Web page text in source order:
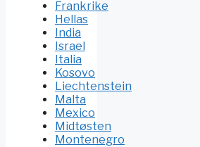
Frankrike
Hellas
India
Israel
Italia
Kosovo
Liechtenstein
Malta
Mexico
Midtøsten
Montenegro